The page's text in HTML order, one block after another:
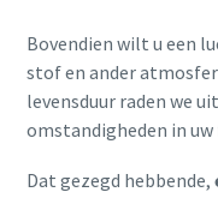
Bovendien wilt u een
stof en ander
levensduur raden we
omstandigheden in
Dat gezegd hebbende,